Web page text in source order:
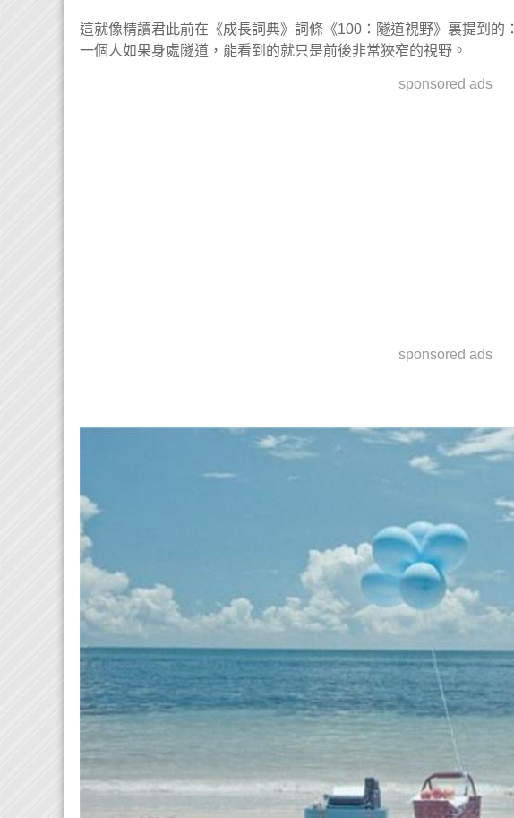
這就像精讀君此前在《成長詞典》詞條《100：隧道視野》裏提到的：
一個人如果身處隧道，能看到的就只是前後非常狹窄的視野。
sponsored ads
sponsored ads